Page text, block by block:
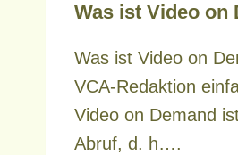
Was ist Video on
Was ist Video on
VCA-Redaktion
Video on Demand
Abruf, d. h….